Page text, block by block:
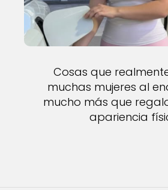
Cosas que
muchas mujeres al
mucho más que
apariencia